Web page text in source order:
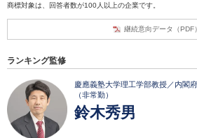
商標対象は、回答者数が100人以上の企業です。
継続意向データ（PDF）
ランキング監修
慶應義塾大学理工学部教授／内閣
（非常勤）
鈴木秀男